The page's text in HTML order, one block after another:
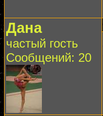
Дана
частый гость
Сообщений: 20